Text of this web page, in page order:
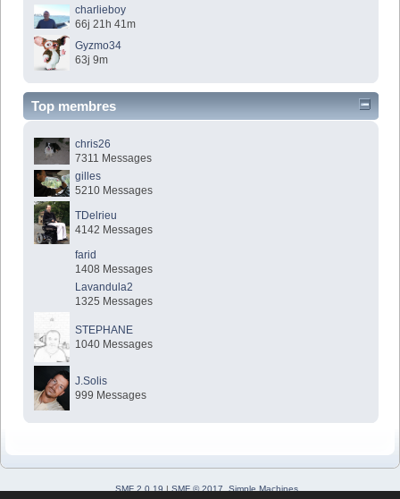
charlieboy
66j 21h 41m
Gyzmo34
63j 9m
Top membres
chris26
7311 Messages
gilles
5210 Messages
TDelrieu
4142 Messages
farid
1408 Messages
Lavandula2
1325 Messages
STEPHANE
1040 Messages
J.Solis
999 Messages
SMF 2.0.19 | SMF © 2017
Simple Machines